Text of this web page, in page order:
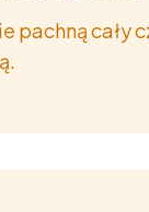
cały